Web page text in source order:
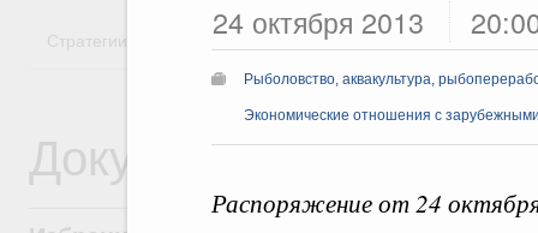
24 октября 2013
Рыболовство, аквакультура,
Экономические отношения с
Распоряжение от 24
Стратегии Государственные программы
Документы